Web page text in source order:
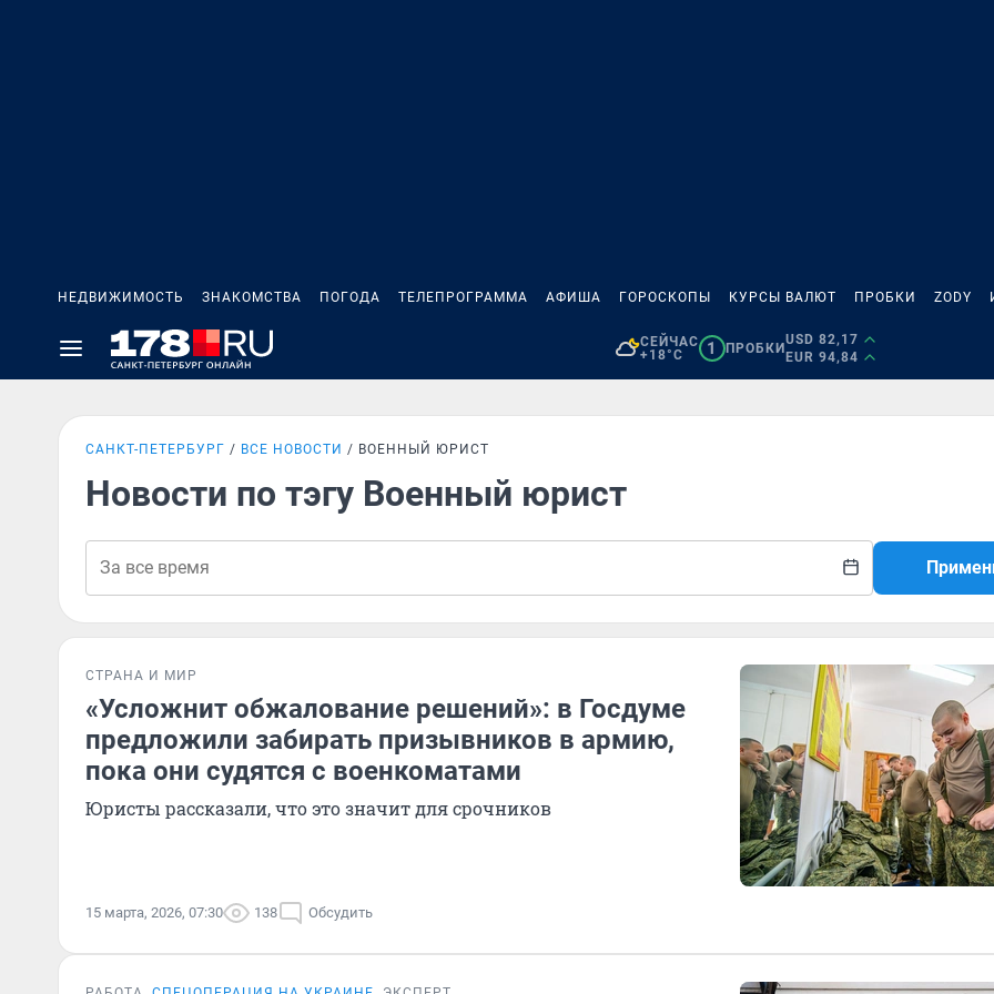
НЕДВИЖИМОСТЬ ЗНАКОМСТВА ПОГОДА ТЕЛЕПРОГРАММА АФИША ГОРОСКОПЫ КУРСЫ ВАЛЮТ ПРОБКИ ZODY
СЕЙЧАС
+18°C
1 ПРОБКИ
USD 82,17
EUR 94,84
САНКТ-ПЕТЕРБУРГ ВСЕ НОВОСТИ ВОЕННЫЙ ЮРИСТ
Новости по тэгу Военный юрист
СТРАНА И МИР
«Усложнит обжалование решений»: в Госдуме
предложили забирать призывников в армию,
пока они судятся с военкоматами
Юристы рассказали, что это значит для срочников
15 марта, 2026, 07:30 138 Обсудить